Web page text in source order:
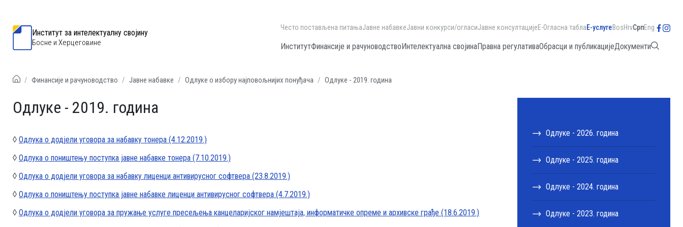
Институт за интелектуалну својину
Босне и Херцеговине
Често постављена питањаЈавне набавкеЈавни конкурси/огласиЈавне консултацијеЕ-Огласна таблаЕ-услугеBosHrvСрпEng
ИнститутФинансије и рачуноводствоИнтелектуална својинаПравна регулативаОбрасци и публикацијеДокументи
Финансије и рачуноводство Jавне набавке Одлуке о избору најповољнијих понуђача Одлуке - 2019. година
Одлуке - 2019. година
◊ Одлука о додјели уговора за набавку тонера (4.12.2019.)
◊ Одлука о поништењу поступка јавне набавке тонера (7.10.2019.)
◊ Одлука о додјели уговора за набавку лиценци антивирусног софтвера (23.8.2019.)
◊ Одлука о поништењу поступка јавне набавке лиценци антивирусног софтвера (4.7.2019.)
◊ Одлука о додјели уговора за пружање услуге пресељења канцеларијског намјештаја, информатичке опреме и архивске грађе (18.6.2019.)
Одлуке - 2026. година
Одлуке - 2025. година
Одлуке - 2024. година
Одлуке - 2023. година